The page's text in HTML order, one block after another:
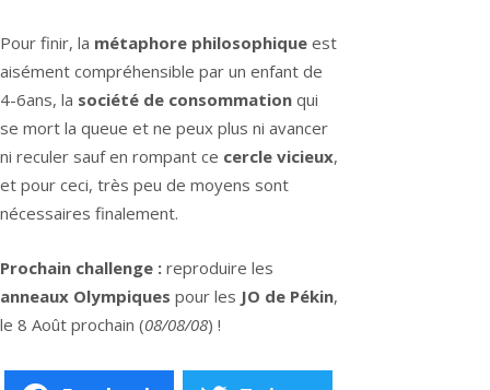
Pour finir, la métaphore philosophique est
aisément compréhensible par un enfant de
4-6ans, la société de consommation qui
se mort la queue et ne peux plus ni avancer
ni reculer sauf en rompant ce cercle vicieux,
et pour ceci, très peu de moyens sont
nécessaires finalement.
Prochain challenge : reproduire les
anneaux Olympiques pour les JO de Pékin,
le 8 Août prochain (08/08/08) !